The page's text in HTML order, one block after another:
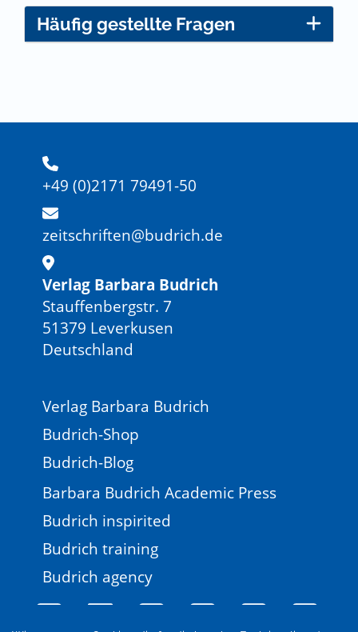
Häufig gestellte Fragen
+49 (0)2171 79491-50
zeitschriften@budrich.de
Verlag Barbara Budrich
Stauffenbergstr. 7
51379 Leverkusen
Deutschland
Verlag Barbara Budrich
Budrich-Shop
Budrich-Blog
Barbara Budrich Academic Press
Budrich inspirited
Budrich training
Budrich agency